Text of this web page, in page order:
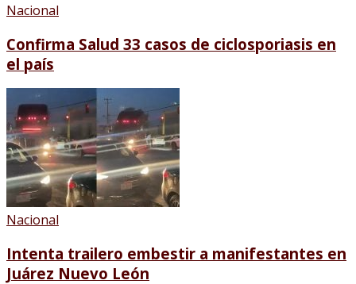
Nacional
Confirma Salud 33 casos de ciclosporiasis en
el país
Nacional
Intenta trailero embestir a manifestantes en
Juárez Nuevo León